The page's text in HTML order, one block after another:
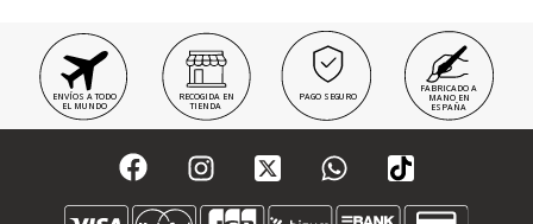
ENVÍOS A TODO
EL MUNDO
RECOGIDA EN
TIENDA
PAGO SEGURO
FABRICADO A
MANO EN
ESPAÑA